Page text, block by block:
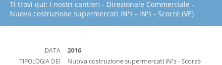
Processi
I nostri cantieri
Ti trovi qui: I nostri cantieri - Direzionale Commerciale -
Nuova costruzione supermercati iN's - iN's - Scorzè (VE)
DATA
2016
TIPOLOGIA DEI
Nuova costruzione supermercati iN's - Scorzè